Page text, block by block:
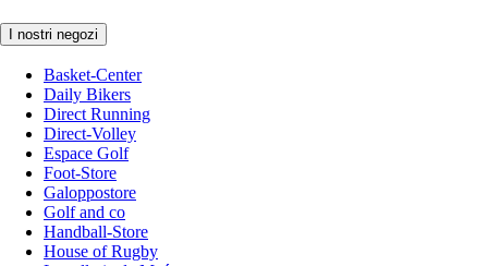
I nostri negozi
Basket-Center
Daily Bikers
Direct Running
Direct-Volley
Espace Golf
Foot-Store
Galoppostore
Golf and co
Handball-Store
House of Rugby